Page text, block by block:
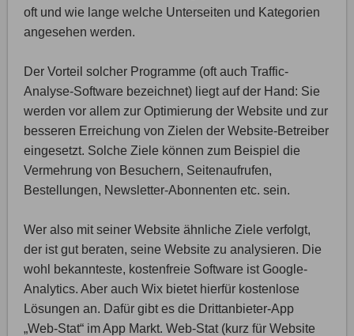
oft und wie lange welche Unterseiten und Kategorien
angesehen werden.
Der Vorteil solcher Programme (oft auch Traffic-
Analyse-Software bezeichnet) liegt auf der Hand: Sie
werden vor allem zur Optimierung der Website und zur
besseren Erreichung von Zielen der Website-Betreiber
eingesetzt. Solche Ziele können zum Beispiel die
Vermehrung von Besuchern, Seitenaufrufen,
Bestellungen, Newsletter-Abonnenten etc. sein.
Wer also mit seiner Website ähnliche Ziele verfolgt,
der ist gut beraten, seine Website zu analysieren. Die
wohl bekannteste, kostenfreie Software ist Google-
Analytics. Aber auch Wix bietet hierfür kostenlose
Lösungen an. Dafür gibt es die Drittanbieter-App
„Web-Stat“ im App Markt. Web-Stat (kurz für Website